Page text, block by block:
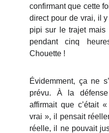
confirmant que cette
direct pour de vrai, il
pipi sur le trajet
pendant cinq
Chouette !
Évidemment, ça ne
prévu. À la
affirmait que c’était
vrai », il pensait
réelle, il ne pouvait